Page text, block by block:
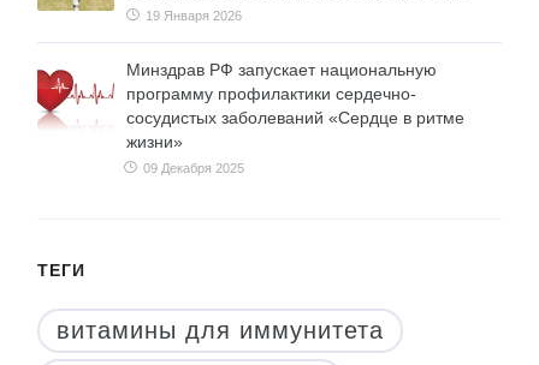
19 Января 2026
Минздрав РФ запускает национальную
программу профилактики сердечно-
сосудистых заболеваний «Сердце в ритме
жизни»
09 Декабря 2025
ТЕГИ
витамины для иммунитета